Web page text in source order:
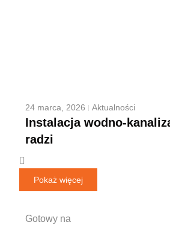
24 marca, 2026 Aktualności
Instalacja wodno-
radzi
Pokaż więcej
Gotowy na